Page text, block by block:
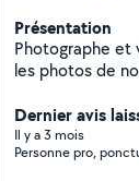
Présentation
Photographe et
les photos de
également des
particuliers.
Dernier avis
Il y a 3 mois
Personne pro,